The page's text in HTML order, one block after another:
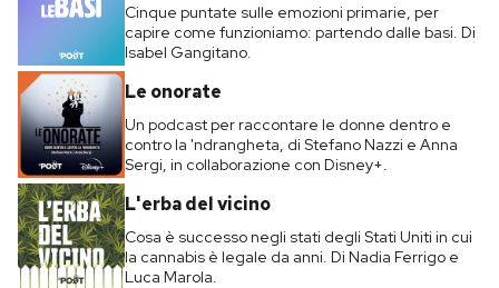
Cinque puntate sulle emozioni primarie, per
capire come funzioniamo: partendo dalle basi. Di
Isabel Gangitano.
Le onorate
Un podcast per raccontare le donne dentro e
contro la 'ndrangheta, di Stefano Nazzi e Anna
Sergi, in collaborazione con Disney+.
L'erba del vicino
Cosa è successo negli stati degli Stati Uniti in cui
la cannabis è legale da anni. Di Nadia Ferrigo e
Luca Marola.